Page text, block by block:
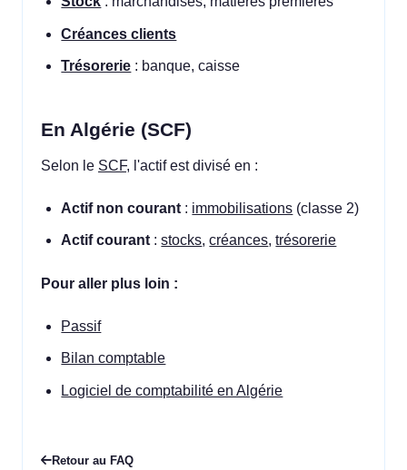
Créances clients
Trésorerie : banque, caisse
En Algérie (SCF)
Selon le SCF, l'actif est divisé en :
Actif non courant : immobilisations (classe 2)
Actif courant :stocks,créances,trésorerie
Pour aller plus loin :
Passif
Bilan comptable
Logiciel de comptabilité en Algérie
Retour au FAQ